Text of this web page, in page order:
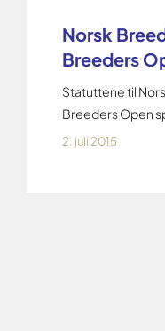
Norsk
Breeders
Statuttene til
Breeders Open
2. juli 2015